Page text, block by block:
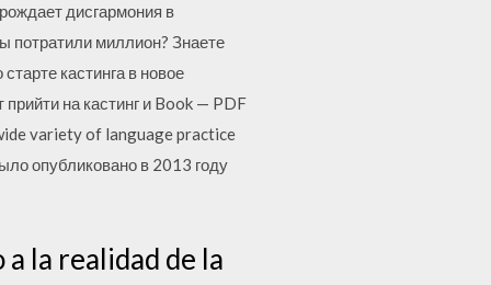
дисгармония в
потратили миллион? Знаете
кастинга в новое
на кастинг и Book — PDF
variety of language practice
опубликовано в 2013 году
la realidad de la